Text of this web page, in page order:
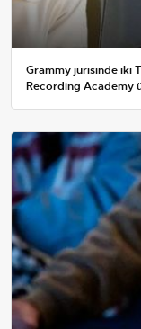
Grammy jürisinde iki
Recording Academy